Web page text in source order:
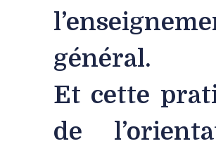
général.
Et cette
de